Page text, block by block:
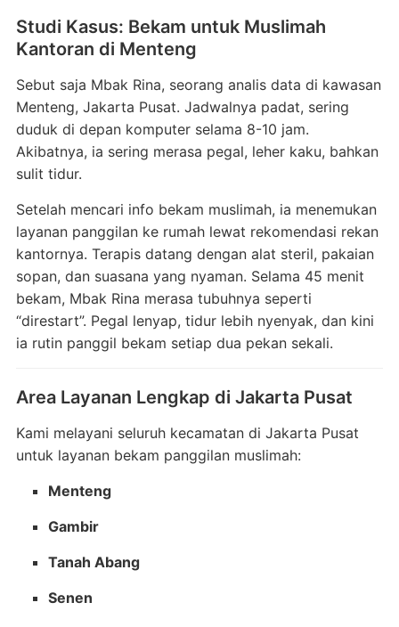
Studi Kasus: Bekam untuk Muslimah
Kantoran di Menteng
Sebut saja Mbak Rina, seorang analis data di kawasan
Menteng, Jakarta Pusat. Jadwalnya padat, sering
duduk di depan komputer selama 8-10 jam.
Akibatnya, ia sering merasa pegal, leher kaku, bahkan
sulit tidur.
Setelah mencari info bekam muslimah, ia menemukan
layanan panggilan ke rumah lewat rekomendasi rekan
kantornya. Terapis datang dengan alat steril, pakaian
sopan, dan suasana yang nyaman. Selama 45 menit
bekam, Mbak Rina merasa tubuhnya seperti
“direstart”. Pegal lenyap, tidur lebih nyenyak, dan kini
ia rutin panggil bekam setiap dua pekan sekali.
Area Layanan Lengkap di Jakarta Pusat
Kami melayani seluruh kecamatan di Jakarta Pusat
untuk layanan bekam panggilan muslimah:
Menteng
Gambir
Tanah Abang
Senen